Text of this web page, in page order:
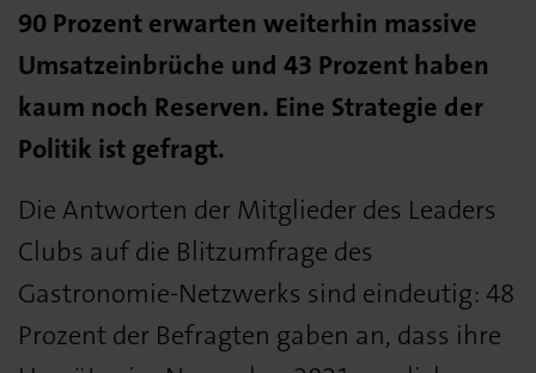
90 Prozent erwarten weiterhin massive
Umsatzeinbrüche und 43 Prozent haben
kaum noch Reserven. Eine Strategie der
Politik ist gefragt.
Die Antworten der Mitglieder des Leaders
Clubs auf die Blitzumfrage des
Gastronomie-Netzwerks sind eindeutig: 48
Prozent der Befragten gaben an, dass ihre